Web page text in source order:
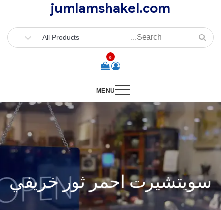
content
jumlamshakel.com
0
MENU
سويتشيرت احمر ثور خريفي